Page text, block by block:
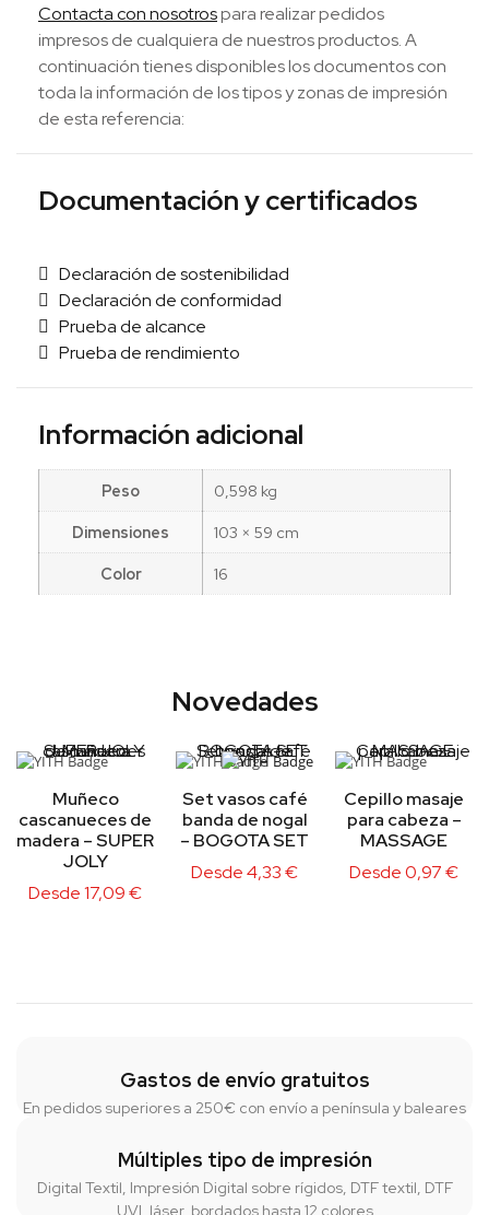
Contacta con nosotrospara realizar pedidos
impresos de cualquiera de nuestros productos. A
continuación tienes disponibles los documentos con
toda la información de los tipos y zonas de impresión
de esta referencia:
Documentación y certificados
Declaración de sostenibilidad
Declaración de conformidad
Prueba de alcance
Prueba de rendimiento
Información adicional
Peso
0,598 kg
Dimensiones
103 × 59 cm
Color
16
Novedades
Muñeco
cascanueces de
madera – SUPER
JOLY
Desde17,09€
Set vasos café
banda de nogal
– BOGOTA SET
Desde4,33€
Cepillo masaje
para cabeza –
MASSAGE
Desde0,97€
Gastos de envío gratuitos
En pedidos superiores a 250€ con envío a península y baleares
Múltiples tipo de impresión
Digital Textil, Impresión Digital sobre rígidos, DTF textil, DTF
UVI, láser, bordados hasta 12 colores